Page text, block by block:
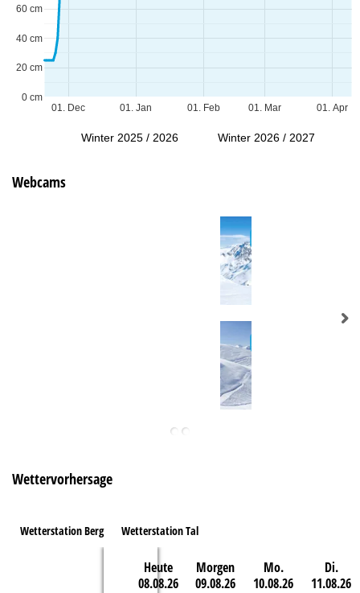
01. Dec 01. Jan 01. Feb 01. Mar 01. Apr
0 cm
20 cm
40 cm
60 cm
Winter 2025 / 2026 Winter 2026 / 2027
Webcams
Wettervorhersage
Wetterstation Berg Wetterstation Tal
Heute
08.08.26
Morgen
09.08.26
Mo.
10.08.26
Di.
11.08.26